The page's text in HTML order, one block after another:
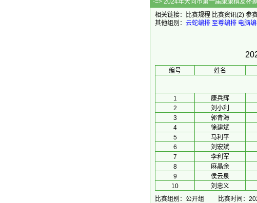
-=> 2024年大同市
相关链接：
比赛规程 比赛资讯(2) 参
其他组别： 云蛇编排 至尊编排 电脑
编号 姓名
1 康兵辉
2
刘小利
3
郭青海
4
徐建斌
5
马利平
6
刘宏斌
7
李利军
8
麻晶余
9
侯云泉
10
刘忠义
比赛组别：公开组
比赛时间：